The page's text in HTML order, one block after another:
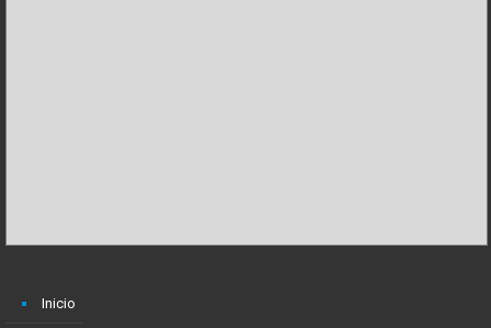
Inicio